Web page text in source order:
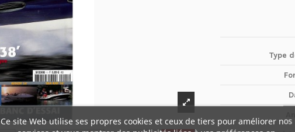
Type
Ce site Web utilise ses propres cookies et ceux de tiers pour améliorer nos